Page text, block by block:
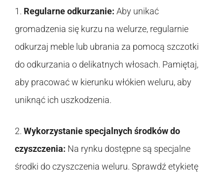
1. Regularne odkurzanie: Aby unikać
gromadzenia się kurzu na welurze, regularnie
odkurzaj meble lub ubrania za pomocą szczotki
do odkurzania o delikatnych włosach. Pamiętaj,
aby pracować w kierunku włókien weluru, aby
uniknąć ich uszkodzenia.
2. Wykorzystanie specjalnych środków do
czyszczenia: Na rynku dostępne są specjalne
środki do czyszczenia weluru. Sprawdź etykietę